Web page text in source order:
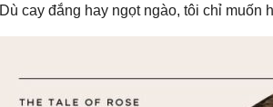
Dù cay đắng hay ngọt ngào, tôi chỉ